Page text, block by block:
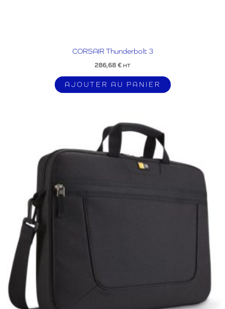
CORSAIR Thunderbolt 3
286,68 € HT
AJOUTER AU PANIER